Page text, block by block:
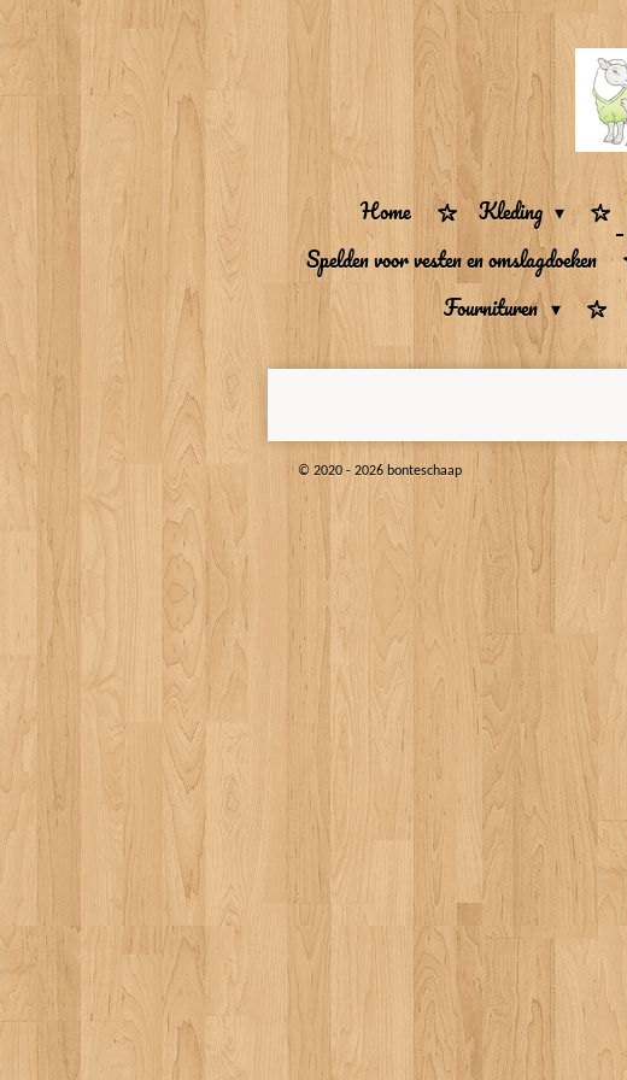
hoofdinhoud
Home Kleding
Spelden voor vesten en omslagdoeken
Fournituren
© 2020 - 2026 bonteschaap